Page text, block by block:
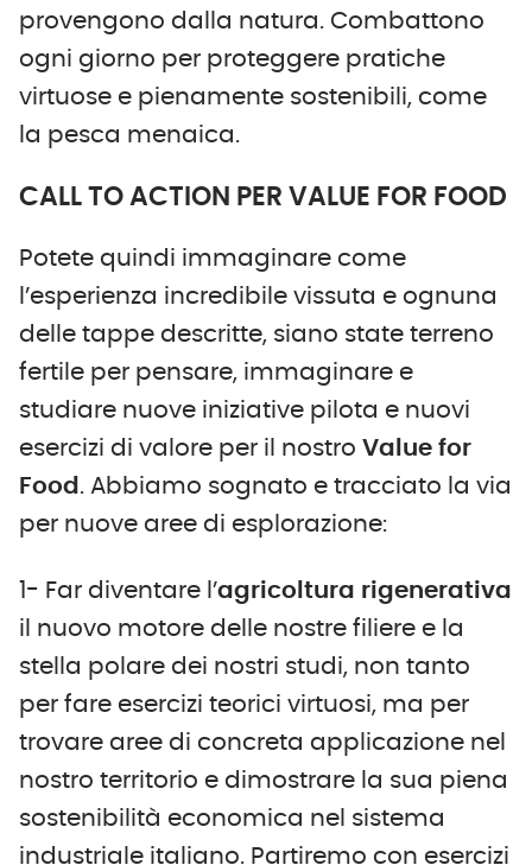
provengono dalla natura. Combattono
ogni giorno per proteggere pratiche
virtuose e pienamente sostenibili, come
la pesca menaica.
CALL TO ACTION PER VALUE FOR FOOD
Potete quindi immaginare come
l’esperienza incredibile vissuta e ognuna
delle tappe descritte, siano state terreno
fertile per pensare, immaginare e
studiare nuove iniziative pilota e nuovi
esercizi di valore per il nostro Value for
Food . Abbiamo sognato e tracciato la via
per nuove aree di esplorazione:
1- Far diventare l’agricoltura rigenerativa
il nuovo motore delle nostre filiere e la
stella polare dei nostri studi, non tanto
per fare esercizi teorici virtuosi, ma per
trovare aree di concreta applicazione nel
nostro territorio e dimostrare la sua piena
sostenibilità economica nel sistema
industriale italiano. Partiremo con esercizi